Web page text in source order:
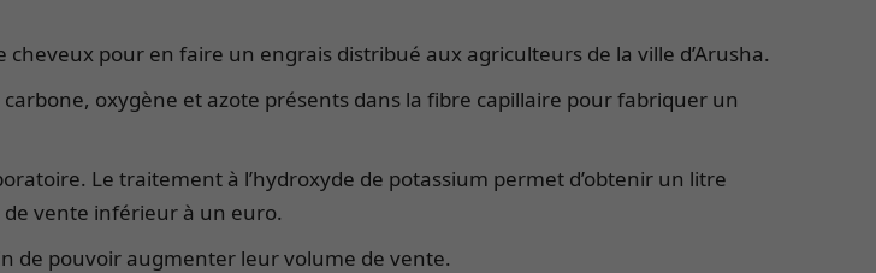
pour en faire un engrais distribué aux agriculteurs de la ville d’Arusha.
oxygène et azote présents dans la fibre capillaire pour fabriquer un
Le traitement à l’hydroxyde de potassium permet d’obtenir un litre
vente inférieur à un euro.
de pouvoir augmenter leur volume de vente.